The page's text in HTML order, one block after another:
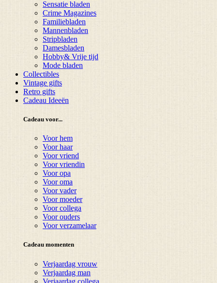
Sensatie bladen
Crime Magazines
Familiebladen
Mannenbladen
Stripbladen
Damesbladen
Hobby& Vrije tijd
Mode bladen
Collectibles
Vintage gifts
Retro gifts
Cadeau Ideeën
Cadeau voor...
Voor hem
Voor haar
Voor vriend
Voor vriendin
Voor opa
Voor oma
Voor vader
Voor moeder
Voor collega
Voor ouders
Voor verzamelaar
Cadeau momenten
Verjaardag vrouw
Verjaardag man
Verjaardag collega